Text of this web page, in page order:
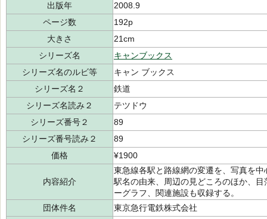
出版年
2008.9
ページ数
192p
大きさ
21cm
シリーズ名
キャンブックス
シリーズ名のルビ等
キャン ブックス
シリーズ名２
鉄道
シリーズ名読み２
テツドウ
シリーズ番号２
89
シリーズ番号読み２
89
価格
¥1900
内容紹介
東急線各駅と路線網の変遷を、写真を
駅名の由来、周辺の見どころのほか、
ーグラフ、関連施設も収録する。
団体件名
東京急行電鉄株式会社